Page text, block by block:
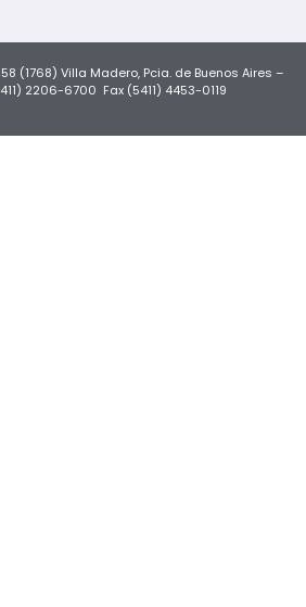
(1768) Villa Madero, Pcia. de Buenos Aires –
2206-6700 Fax (5411) 4453-0119